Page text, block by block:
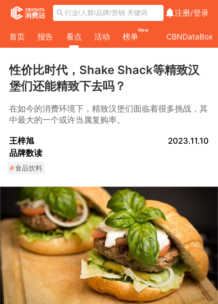
注册/登录
首页 报告 看点 活动 榜单
New
CBNDataBox
性价比时代，Shake Shack等精致汉
堡们还能精致下去吗？
在如今的消费环境下，精致汉堡们面临着很多挑战，其
中最大的一个或许当属复购率。
王梓旭
品牌数读
2023.11.10
#食品饮料